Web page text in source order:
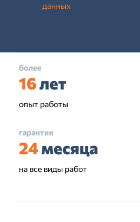
данных
более
16лет
опыт работы
гарантия
24месяца
на все виды работ